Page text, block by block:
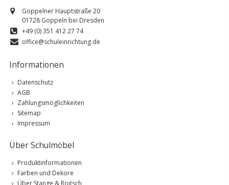
Goppelner Hauptstraße 20
01728 Goppeln bei Dresden
+49 (0) 351 412 27 74
office@schuleinrichtung.de
Informationen
Datenschutz
AGB
Zahlungsmöglichkeiten
Sitemap
Impressum
Über Schulmöbel
Produktinformationen
Farben und Dekore